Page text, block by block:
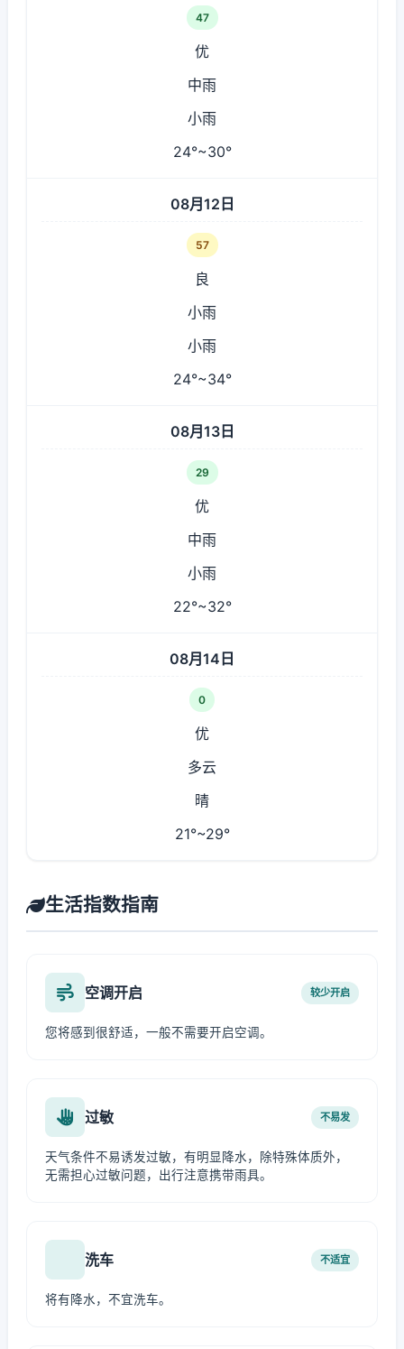
47
优
中雨
小雨
24°~30°
08月12日
57
良
小雨
小雨
24°~34°
08月13日
29
优
中雨
小雨
22°~32°
08月14日
0
优
多云
晴
21°~29°
生活指数指南
空调开启 较少开启
您将感到很舒适，一般不需要开启空调。
过敏 不易发
天气条件不易诱发过敏，有明显降水，除特殊体质外，
无需担心过敏问题，出行注意携带雨具。
洗车 不适宜
将有降水，不宜洗车。